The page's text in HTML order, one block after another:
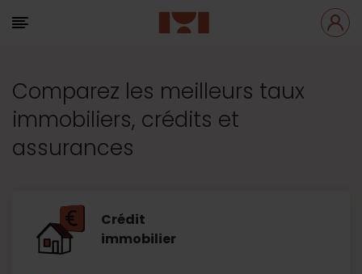
Comparez les meilleurs taux
immobiliers, crédits et
assurances
Crédit
immobilier